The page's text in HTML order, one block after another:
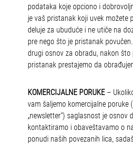
podataka koje opciono i
je vaš pristanak koji uvek možete
deluje za ubuduće i ne utiče na
pre nego što je pristanak
drugi osnov za obradu, nakon što
pristanak prestajemo da
KOMERCIJALNE PORUKE–
vam šaljemo komercijalne poruke
„newsletter“) saglasnost je osnov
kontaktiramo i obaveštavamo o
ponudi naših povezanih lica,